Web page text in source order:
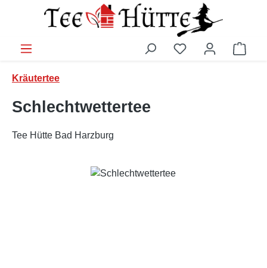
Zum Hauptinhalt springen
Kräutertee
Schlechtwettertee
Tee Hütte Bad Harzburg
Bildergalerie überspringen